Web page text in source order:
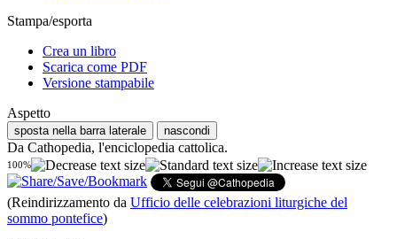
Stampa/esporta
Crea un libro
Scarica come PDF
Versione stampabile
Aspetto
sposta nella barra laterale nascondi
Da Cathopedia, l'enciclopedia cattolica.
100%
(Reindirizzamento da Ufficio delle celebrazioni liturgiche del
sommo pontefice)